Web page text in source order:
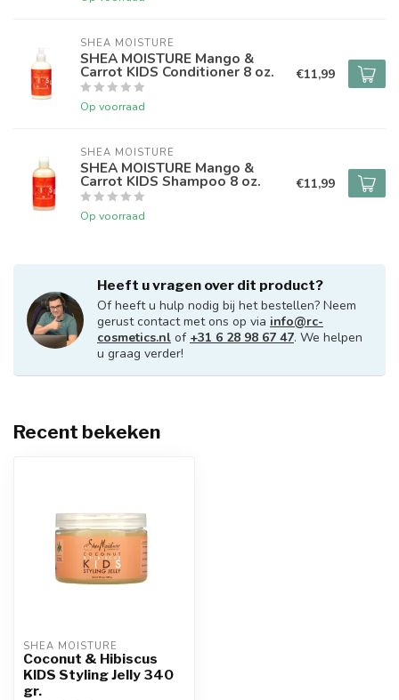
SHEA MOISTURE
SHEA MOISTURE Mango &
Carrot KIDS Conditioner 8 oz.
Op voorraad
€11,99
SHEA MOISTURE
SHEA MOISTURE Mango &
Carrot KIDS Shampoo 8 oz.
Op voorraad
€11,99
Heeft u vragen over dit product?
Of heeft u hulp nodig bij het bestellen? Neem
gerust contact met ons op via info@rc-
cosmetics.nl of +31 6 28 98 67 47. We helpen
u graag verder!
Recent bekeken
SHEA MOISTURE
Coconut & Hibiscus
KIDS Styling Jelly 340
gr.